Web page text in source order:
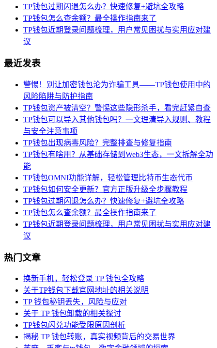
TP钱包过期闪退怎么办？快速修复+避坑全攻略
TP钱包怎么查余额？最全操作指南来了
TP钱包近期登录问题梳理，用户常见困扰与实用应对建
议
最近发表
警惕！别让加密钱包沦为诈骗工具——TP钱包使用中的
风险陷阱与防护指南
TP钱包资产被清空？警惕这些隐形杀手，看完赶紧自查
TP钱包可以导入其他钱包吗？一文理清导入规则、教程
与安全注意事项
TP钱包出现病毒风险？完整排查与修复指南
TP钱包有啥用？从基础存储到Web3生态，一文拆解全功
能
TP钱包OMNI功能详解，轻松管理比特币生态代币
TP钱包如何安全更新？官方正版升级全步骤教程
TP钱包过期闪退怎么办？快速修复+避坑全攻略
TP钱包怎么查余额？最全操作指南来了
TP钱包近期登录问题梳理，用户常见困扰与实用应对建
议
热门文章
换新手机，轻松登录 TP 钱包全攻略
关于TP钱包下载官网地址的相关说明
TP 钱包秘钥丢失，风险与应对
关于 TP 钱包卸载的相关探讨
TP钱包闪兑功能受限原因剖析
揭秘 TP 钱包转账，真实视频背后的交易世界